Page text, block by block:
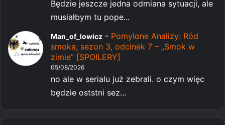
Będzie jeszcze jedna odmiana sytuacji, ale
musiałbym tu pope...
Man_of_lowicz - Pomylone Analizy: Ród
smoka, sezon 3, odcinek 7 – „Smok w
zimie” [SPOILERY]
05/08/2026
no ale w serialu już zebrali. o czym więc
będzie oststni sez...